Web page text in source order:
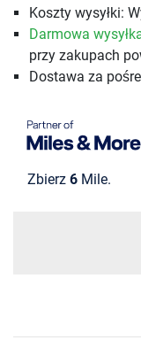
Koszty wysyłki:
Darmowa
przy zakupach
Dostawa za
Zbierz 6 Mile.